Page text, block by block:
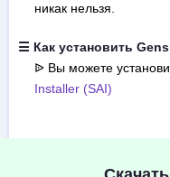
никак нельзя.
☰ Как установить
ᐉ Вы можете
Installer (SAI)